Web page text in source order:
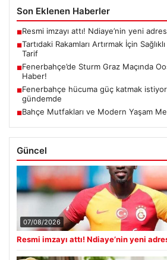
Son Eklenen Haberler
■Resmi imzayı attı! Ndiaye’nin yeni
■Tartıdaki Rakamları Artırmak İçin
Tarif
■Fenerbahçe’de Sturm Graz Maçında
Haber!
■Fenerbahçe hücuma güç katmak
gündemde
■Bahçe Mutfakları ve Modern Yaşam
Güncel
07/08/2026
Resmi imzayı attı! Ndiaye’nin yeni